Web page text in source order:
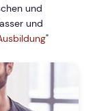
und
und
"